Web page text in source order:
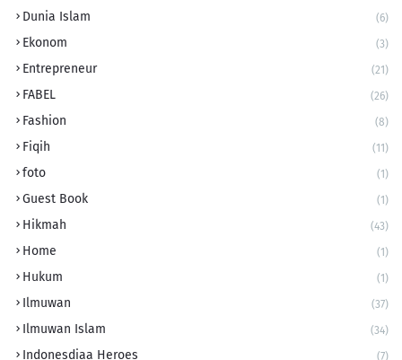
Dunia Islam (6)
Ekonom (3)
Entrepreneur (21)
FABEL (26)
Fashion (8)
Fiqih (11)
foto (1)
Guest Book (1)
Hikmah (43)
Home (1)
Hukum (1)
Ilmuwan (37)
Ilmuwan Islam (34)
Indonesdiaa Heroes (7)